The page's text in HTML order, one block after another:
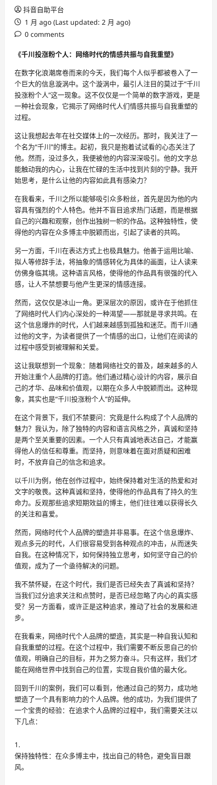
抖音自助平台
1 月 ago (Last updated: 2 月 ago)
0 comments
《千川投涨粉个人：网络时代的情感共振与自我重塑》
在数字化浪潮席卷而来的今天，我们每个人似乎都被卷入了一
个巨大的信息漩涡中。这个漩涡中，最引人注目的莫过于“千川
投涨粉个人”这一现象。这不仅仅是一个简单的数字游戏，更是
一种社会现象，它揭示了网络时代人们情感共振与自我重塑的
过程。
这让我想起去年在社交媒体上的一次经历。那时，我关注了一
个名为“千川”的博主。起初，我只是抱着试试看的心态关注了
他。然而，没过多久，我便被他的内容深深吸引。他的文字总
能触动我的内心，让我在忙碌的生活中找到片刻的宁静。我开
始思考，是什么让他的内容如此具有感染力？
在我看来，千川之所以能够吸引众多粉丝，首先是因为他的内
容具有强烈的个人特色。他并不盲目追求热门话题，而是根据
自己的兴趣和观察，创作出独树一帜的作品。这种独特性，使
得他的内容在众多博主中脱颖而出，引起了读者的共鸣。
另一方面，千川在表达方式上也极具魅力。他善于运用比喻、
拟人等修辞手法，将抽象的情感转化为具体的画面，让人读来
仿佛身临其境。这种语言风格，使得他的作品具有很强的代入
感，让人不禁想要与他产生更深的情感连接。
然而，这仅仅是冰山一角。更深层次的原因，或许在于他抓住
了网络时代人们内心深处的一种渴望——那就是寻求共鸣。在
这个信息爆炸的时代，人们越来越感到孤独和迷茫。而千川通
过他的文字，为读者提供了一个情感的出口，让他们在阅读的
过程中感受到被理解和关爱。
这让我联想到一个现象：随着网络社交的普及，越来越多的人
开始注重个人品牌的打造。他们通过精心设计的内容，展示自
己的才华、品味和价值观，以期在众多人中脱颖而出。这种现
象，其实也是“千川投涨粉个人”的延伸。
在这个背景下，我们不禁要问：究竟是什么构成了个人品牌的
魅力？我认为，除了独特的内容和语言风格之外，真诚和坚持
是两个至关重要的因素。一个人只有真诚地表达自己，才能赢
得他人的信任和尊重。而坚持，则意味着在面对质疑和困难
时，不放弃自己的信念和追求。
以千川为例，他在创作过程中，始终保持着对生活的热爱和对
文字的敬畏。这种真诚和坚持，使得他的作品具有了持久的生
命力。反观那些追求短期效益的博主，他们往往难以获得长久
的关注和喜爱。
然而，网络时代个人品牌的塑造并非易事。在这个信息爆炸、
观点多元的时代，人们很容易受到各种观点的冲击，从而迷失
自我。在这种情况下，如何保持独立思考，如何坚守自己的价
值观，成为了一个亟待解决的问题。
我不禁怀疑，在这个时代，我们是否已经失去了真诚和坚持？
当我们过分追求关注和点赞时，是否已经忽略了内心的真实感
受？另一方面看，或许正是这种追求，推动了社会的发展和进
步。
在我看来，网络时代个人品牌的塑造，其实是一种自我认知和
自我重塑的过程。在这个过程中，我们需要不断反思自己的价
值观，明确自己的目标，并为之努力奋斗。只有这样，我们才
能在网络世界中找到自己的位置，实现自我价值的最大化。
回到千川的案例，我们可以看到，他通过自己的努力，成功地
塑造了一个具有影响力的个人品牌。他的成功，为我们提供了
一个宝贵的经验：在追求个人品牌的过程中，我们需要关注以
下几点：
保持独特性：在众多博主中，找出自己的特色，避免盲目跟
风。